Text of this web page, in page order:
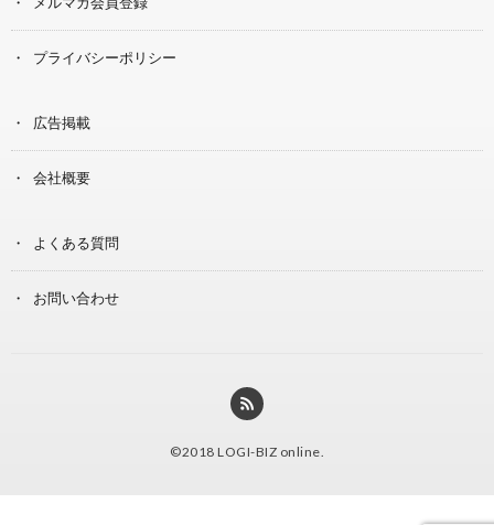
プライバシーポリシー
広告掲載
会社概要
よくある質問
お問い合わせ
©2018 LOGI-BIZ online